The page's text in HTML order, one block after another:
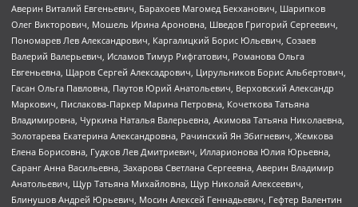
Аверин Виталий Евгеньевич, Барахоев Магомед Бекханович, Шарипков
Олег Викторович, Мошель Ирина Ароновна, Шведов Григорий Сергеевич,
Пономарев Лев Александрович, Каргалицкий Борис Юльевич, Созаев
Валерий Валерьевич, Исламов Тимур Рифгатович, Романова Ольга
Евгеньевна, Щаров Сергей Алексадрович, Цирульников Борис Альбертович,
Гасан Ольга Павловна, Паутов Юрий Анатольевич, Верховский Александр
Маркович, Пислакова-Паркер Марина Петровна, Кочеткова Татьяна
Владимировна, Чуркина Наталья Валерьевна, Акимова Татьяна Николаевна,
Золотарева Екатерина Александровна, Рачинский Ян Збигневич, Жемкова
Елена Борисовна, Гудков Лев Дмитриевич, Илларионова Юлия Юрьевна,
Саранг Анна Васильевна, Захарова Светлана Сергеевна, Аверин Владимир
Анатольевич, Щур Татьяна Михайловна, Щур Николай Алексеевич,
Блинушов Андрей Юрьевич, Мосин Алексей Геннадьевич, Гефтер Валентин